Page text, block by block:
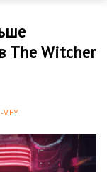
The Witcher
VEY